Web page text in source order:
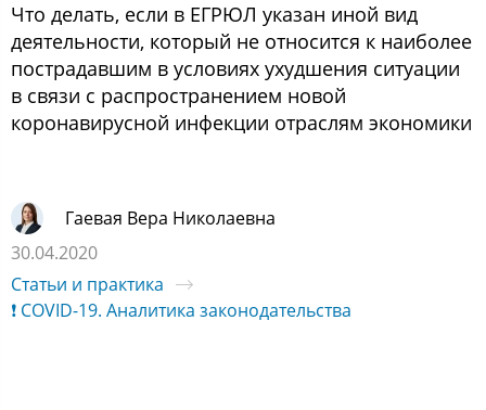
Что делать, если в ЕГРЮЛ указан иной вид
деятельности, который не относится к наиболее
пострадавшим в условиях ухудшения ситуации
в связи с распространением новой
коронавирусной инфекции отраслям экономики
Гаевая Вера Николаевна
30.04.2020
Статьи и практика
❗ COVID-19. Аналитика законодательства